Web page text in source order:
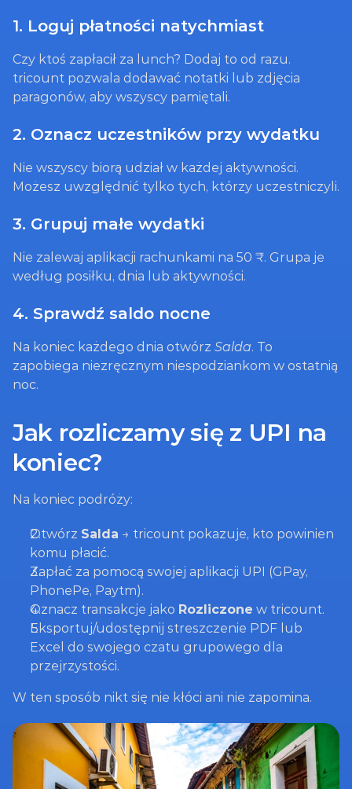
1. Loguj płatności natychmiast
Czy ktoś zapłacił za lunch? Dodaj to od razu.
tricount pozwala dodawać notatki lub zdjęcia
paragonów, aby wszyscy pamiętali.
2. Oznacz uczestników przy wydatku
Nie wszyscy biorą udział w każdej aktywności.
Możesz uwzględnić tylko tych, którzy uczestniczyli.
3. Grupuj małe wydatki
Nie zalewaj aplikacji rachunkami na 50 ₹. Grupa je
według posiłku, dnia lub aktywności.
4. Sprawdź saldo nocne
Na koniec każdego dnia otwórz Salda. To
zapobiega niezręcznym niespodziankom w ostatnią
noc.
Jak rozliczamy się z UPI na
koniec?
Na koniec podróży:
Otwórz Salda → tricount pokazuje, kto powinien
komu płacić.
Zapłać za pomocą swojej aplikacji UPI (GPay,
PhonePe, Paytm).
Oznacz transakcje jako Rozliczone w tricount.
Eksportuj/udostępnij streszczenie PDF lub
Excel do swojego czatu grupowego dla
przejrzystości.
W ten sposób nikt się nie kłóci ani nie zapomina.